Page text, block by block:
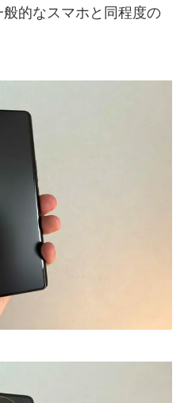
的なスマホと同程度の